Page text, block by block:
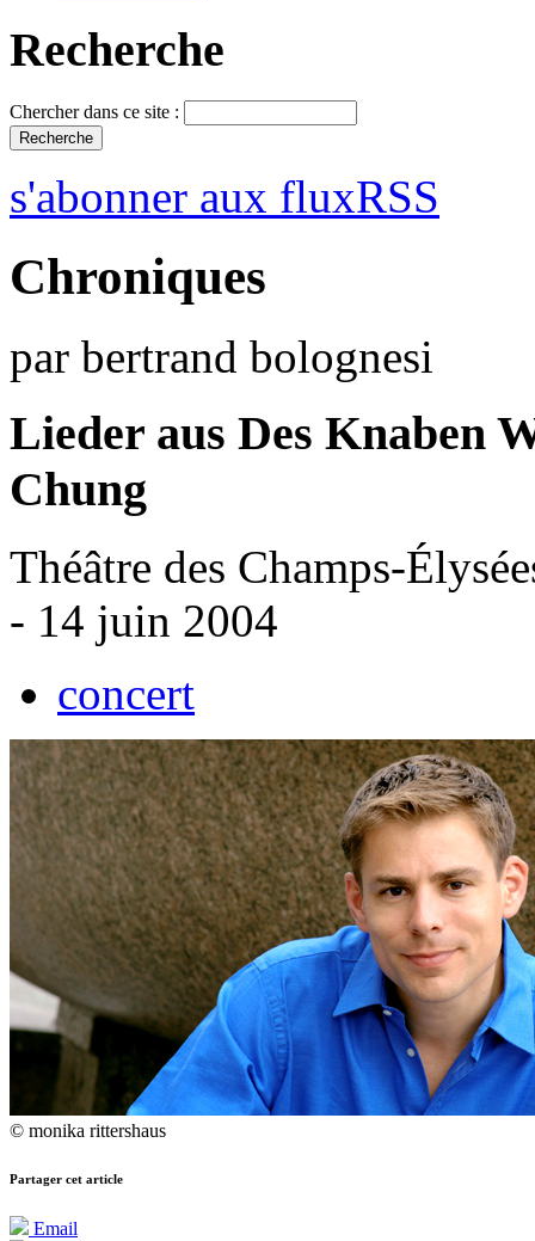
Recherche
Chercher dans ce site :
s'abonner aux fluxRSS
Chroniques
par bertrand bolognesi
Lieder aus Des Knaben
Chung
Théâtre des Champs-
- 14 juin 2004
concert
© monika rittershaus
Partager cet article
Email